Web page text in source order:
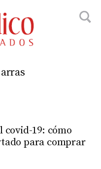
covid-19: cómo
para comprar